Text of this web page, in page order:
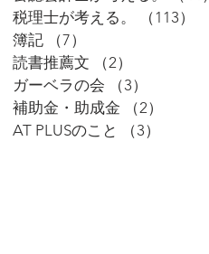
税理士が考える。
（113）
簿記
（7）
読書推薦文
（2）
ガーベラの会
（3）
補助金・助成金
（2）
AT PLUSのこと
（3）